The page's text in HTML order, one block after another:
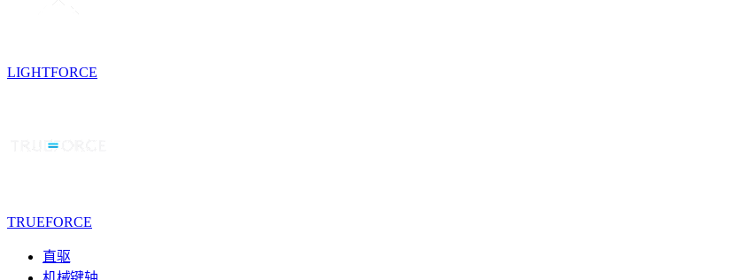
LIGHTFORCE
TRUEFORCE
直驱